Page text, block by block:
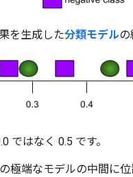
を生成した分類モデルの
ではなく 0.5 です。
極端なモデルの中間に